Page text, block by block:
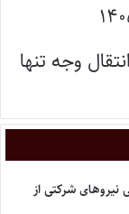
وجه تنها
نیروهای شرکتی از